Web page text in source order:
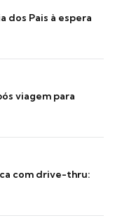
dos Pais à espera
viagem para
com drive-thru: